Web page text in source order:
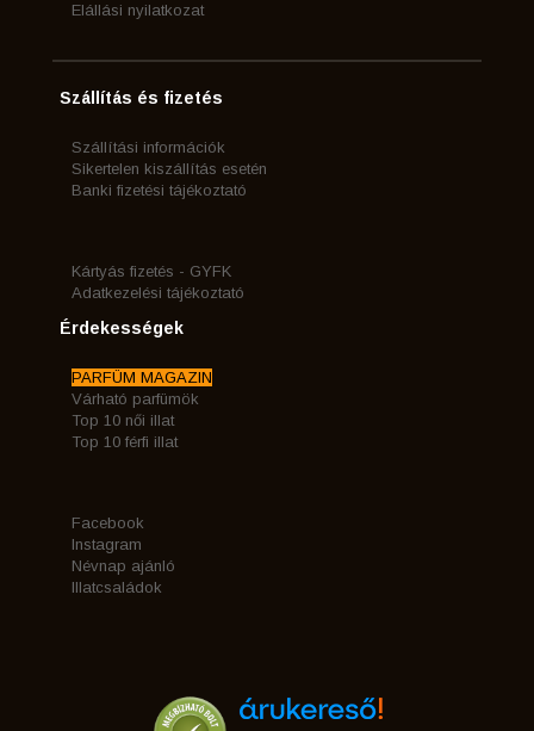
Elállási nyilatkozat
Szállítás és fizetés
Szállítási információk
Sikertelen kiszállítás esetén
Banki fizetési tájékoztató
Kártyás fizetés - GYFK
Adatkezelési tájékoztató
Érdekességek
PARFÜM MAGAZIN
Várható parfümök
Top 10 női illat
Top 10 férfi illat
Facebook
Instagram
Névnap ajánló
Illatcsaládok